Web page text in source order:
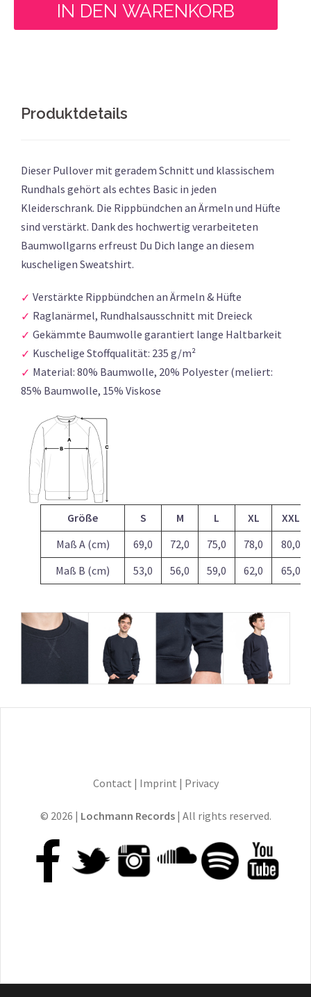
Produktdetails
Dieser Pullover mit geradem Schnitt und klassischem
Rundhals gehört als echtes Basic in jeden
Kleiderschrank. Die Rippbündchen an Ärmeln und Hüfte
sind verstärkt. Dank des hochwertig verarbeiteten
Baumwollgarns erfreust Du Dich lange an diesem
kuscheligen Sweatshirt.
Verstärkte Rippbündchen an Ärmeln & Hüfte
Raglanärmel, Rundhalsausschnitt mit Dreieck
Gekämmte Baumwolle garantiert lange Haltbarkeit
Kuschelige Stoffqualität: 235 g/m²
Material: 80% Baumwolle, 20% Polyester (meliert:
85% Baumwolle, 15% Viskose
Größe S M L XL
XXL
Maß A (cm)
69,0 72,0 75,0 78,0
80,0
Maß B (cm)
53,0 56,0 59,0 62,0 65,0
Contact | Imprint | Privacy
© 2026 | Lochmann Records| All rights reserved.